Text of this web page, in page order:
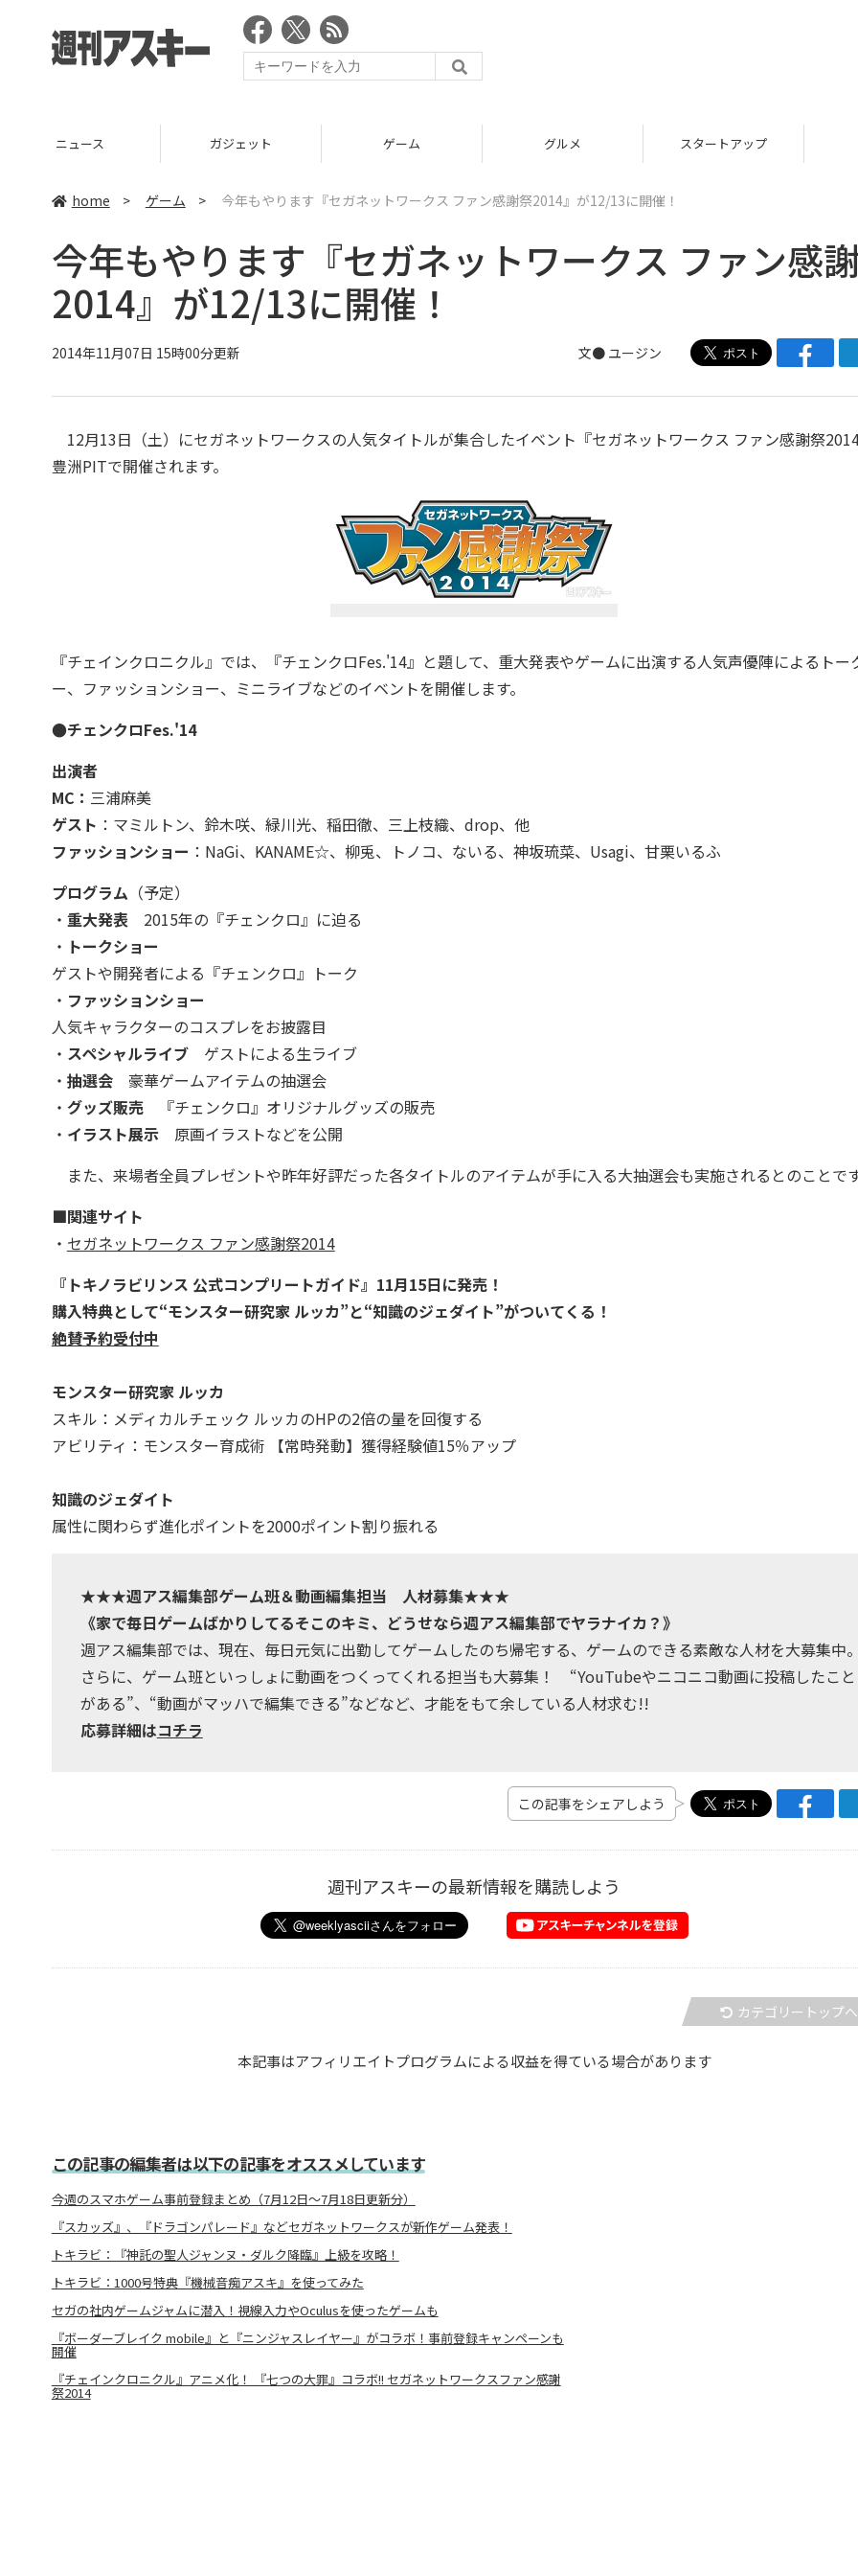
ニュース ガジェット ゲーム グルメ スタートアップ
home > ゲーム > 今年もやります『セガネットワークス ファン感謝祭2014』が12/13に開催！
今年もやります『セガネットワークス ファン感
2014』が12/13に開催！
2014年11月07日 15時00分更新 文● ユージン
12月13日（土）にセガネットワークスの人気タイトルが集合したイベント『セガネットワークス ファン感謝祭
豊洲PITで開催されます。
『チェインクロニクル』では、『チェンクロFes.'14』と題して、重大発表やゲームに出演する人気声優陣によるトー
ー、ファッションショー、ミニライブなどのイベントを開催します。
●チェンクロFes.'14
出演者
MC ： 三浦麻美
ゲスト ：マミルトン、鈴木咲、緑川光、稲田徹、三上枝織、drop、他
ファッションショー ：NaGi、KANAME☆、柳兎、トノコ、ないる、神坂琉菜、Usagi、甘栗いるふ
プログラム （予定）
・ 重大発表 2015年の『チェンクロ』に迫る
・ トークショー
ゲストや開発者による『チェンクロ』トーク
・ ファッションショー
人気キャラクターのコスプレをお披露目
・ スペシャルライブゲストによる生ライブ
・ 抽選会豪華ゲームアイテムの抽選会
・ グッズ販売『チェンクロ』オリジナルグッズの販売
・ イラスト展示原画イラストなどを公開
また、来場者全員プレゼントや昨年好評だった各タイトルのアイテムが手に入る大抽選会も実施されるとのことで
■関連サイト
・ セガネットワークス ファン感謝祭2014
『トキノラビリンス 公式コンプリートガイド』11月15日に発売！
購入特典として“モンスター研究家 ルッカ”と“知識のジェダイト”がついてくる！
絶賛予約受付中
モンスター研究家 ルッカ
スキル：メディカルチェック ルッカのHPの2倍の量を回復する
アビリティ：モンスター育成術 【常時発動】獲得経験値15％アップ
知識のジェダイト
属性に関わらず進化ポイントを2000ポイント割り振れる
★★★週アス編集部ゲーム班＆動画編集担当 人材募集★★★
《家で毎日ゲームばかりしてるそこのキミ、どうせなら週アス編集部でヤラナイカ？》
週アス編集部では、現在、毎日元気に出勤してゲームしたのち帰宅する、ゲームのできる素敵な人材を大募集中
さらに、ゲーム班といっしょに動画をつくってくれる担当も大募集！ “YouTubeやニコニコ動画に投稿したこと
がある”、“動画がマッハで編集できる”などなど、才能をもて余している人材求む!!
応募詳細はコチラ
この記事をシェアしよう
週刊アスキーの最新情報を購読しよう
カテゴリートップへ
本記事はアフィリエイトプログラムによる収益を得ている場合があります
この記事の編集者は以下の記事をオススメしています
今週のスマホゲーム事前登録まとめ（7月12日～7月18日更新分）
『スカッズ』、『ドラゴンパレード』などセガネットワークスが新作ゲーム発表！
トキラビ：『神託の聖人ジャンヌ・ダルク降臨』上級を攻略！
トキラビ：1000号特典『機械音痴アスキ』を使ってみた
セガの社内ゲームジャムに潜入！視線入力やOculusを使ったゲームも
『ボーダーブレイク mobile』と『ニンジャスレイヤー』がコラボ！事前登録キャンペーンも
開催
『チェインクロニクル』アニメ化！ 『七つの大罪』コラボ!! セガネットワークスファン感謝
祭2014